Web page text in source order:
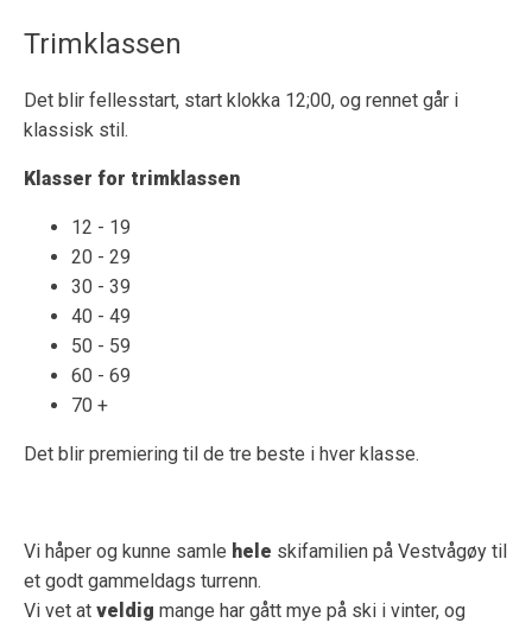
Trimklassen
Det blir fellesstart, start klokka 12;00, og rennet går i
klassisk stil.
Klasser for trimklassen
12 - 19
20 - 29
30 - 39
40 - 49
50 - 59
60 - 69
70 +
Det blir premiering til de tre beste i hver klasse.
Vi håper og kunne samle hele skifamilien på Vestvågøy til
et godt gammeldags turrenn.
Vi vet at veldig mange har gått mye på ski i vinter, og